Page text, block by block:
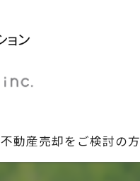
不動産売却をご検討の方